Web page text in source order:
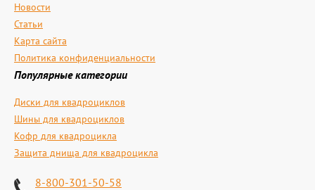
Новости
Статьи
Карта сайта
Политика конфиденциальности
Популярные категории
Диски для квадроциклов
Шины для квадроциклов
Кофр для квадроцикла
Защита днища для квадроцикла
8-800-301-50-58